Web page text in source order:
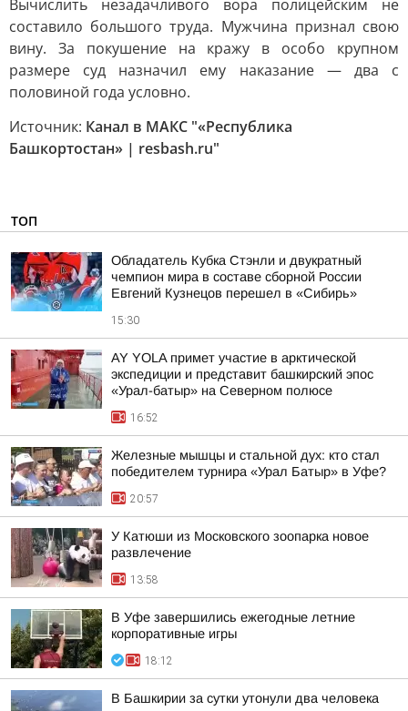
Вычислить незадачливого вора полицейским не
составило большого труда. Мужчина признал свою
вину. За покушение на кражу в особо крупном
размере суд назначил ему наказание — два с
половиной года условно.
Источник: Канал в МАКС "«Республика
Башкортостан» | resbash.ru"
ТОП
Обладатель Кубка Стэнли и двукратный
чемпион мира в составе сборной России
Евгений Кузнецов перешел в «Сибирь»
15:30
AY YOLA примет участие в арктической
экспедиции и представит башкирский эпос
«Урал-батыр» на Северном полюсе
16:52
Железные мышцы и стальной дух: кто стал
победителем турнира «Урал Батыр» в Уфе?
20:57
У Катюши из Московского зоопарка новое
развлечение
13:58
В Уфе завершились ежегодные летние
корпоративные игры
18:12
В Башкирии за сутки утонули два человека